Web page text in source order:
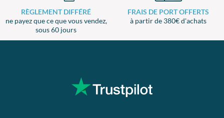
RÈGLEMENT DIFFÉRÉ
ne payez que ce que vous vendez,
sous 60 jours
FRAIS DE PORT OFFERTS
à partir de 380€ d'achats